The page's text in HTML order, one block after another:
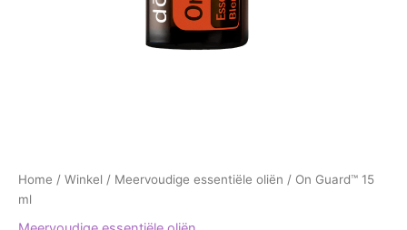
Home / Winkel / Meervoudige essentiële oliën / On Guard™ 15
ml